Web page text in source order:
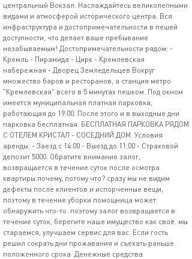
центральный Вокзал. Наслаждайтесь великолепными
видами и атмосферой исторического центра. Вся
инфраструктура и достопримечательности в пешей
доступности, что делает ваше пребывание
незабываемым! Достопримечательности рядом: -
Кремль - Пирамида - Цирк - Кремлевская
набережная - Дворец Земледельцев Вокруг
множество баров и ресторанов, а станция метро
"Кремлевская" всего в 5 минутах пешком. Под окном
имеется муниципальная платная парковка,
работающая до 19:00. После этого и в выходные дни
парковка бесплатная. БЕСПЛАТНАЯ ПАРКОВКА РЯДОМ
С ОТЕЛЕМ КРИСТАЛ - СОСЕДНИЙ ДОМ. Условия
аренды: - Заезд с 14:00 - Выезд до 11:00 - Страховой
депозит 5000. Обратите внимание залог,
возвращается в течение суток после осмотра
квартиры.почему, потому что? сразу мы не видим
дефекты после клиентов и испорченные вещи,
поэтому в течение уборки помощница может
обнаружить что-то. поэтому залог возвращается в
течение суток, берегите наше имущество как своё. мы
стараемся, улучшаем сервис для вас. Если гость
решил сократь дни прожавания и съехать раньше
положенного срока .Денежные средства